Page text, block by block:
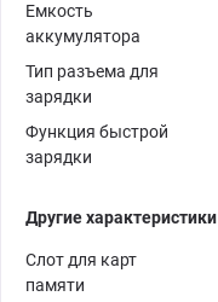
Емкость
аккумулятора
Тип разъема для
зарядки
Функция быстрой
зарядки
Другие характеристики
Слот для карт
памяти